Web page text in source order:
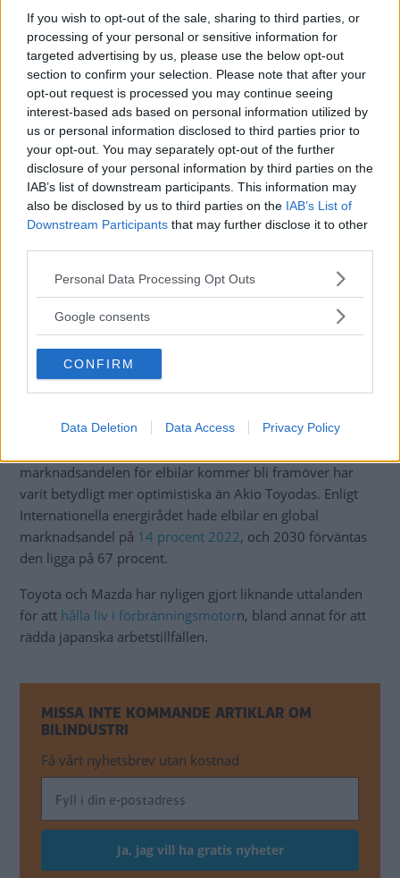
If you wish to opt-out of the sale, sharing to third parties, or
processing of your personal or sensitive information for
targeted advertising by us, please use the below opt-out
section to confirm your selection. Please note that after your
opt-out request is processed you may continue seeing
interest-based ads based on personal information utilized by
us or personal information disclosed to third parties prior to
your opt-out. You may separately opt-out of the further
disclosure of your personal information by third parties on the
IAB’s list of downstream participants. This information may
also be disclosed by us to third parties on the IAB’s List of
Downstream Participants that may further disclose it to other
Please note that this website/app uses one or more Google
not limited to your visit or usage behaviour. You may click to
use your data for below specified purposes in below Google
consent section.
Personal Data Processing Opt Outs
Google consents
CONFIRM
Data Deletion Data Access Privacy Policy
som konkurrenten Honda dömt ut.
Akio Toyoda sägerockså att Japan har ”ett eget sätt att
göra saker på”.
– Jag tror inte det rätta svaret är att försöka imitera väst i
marknadsandelen för elbilar kommer bli framöver har
varit betydligt mer optimistiska än Akio Toyodas. Enligt
Internationella energirådet hade elbilar en global
marknadsandel på 14 procent 2022, och 2030 förväntas
den ligga på 67 procent.
Toyota och Mazda har nyligen gjort liknande uttalanden
för att hålla liv i förbränningsmotorn, bland annat för att
rädda japanska arbetstillfällen.
MISSA INTE KOMMANDE ARTIKLAR OM
BILINDUSTRI
Få vårt nyhetsbrev utan kostnad